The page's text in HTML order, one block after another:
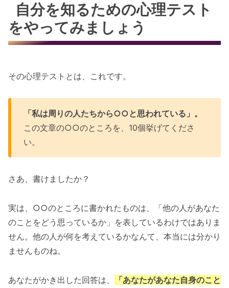
自分を知るための心理テスト
をやってみましょう
その心理テストとは、これです。
「私は周りの人たちから○○と思われている」。
この文章の○○のところを、10個挙げてくださ
い。
さあ、書けましたか？
実は、○○のところに書かれたものは、「他の人があなた
のことをどう思っているか」を表しているわけではありま
せん。他の人が何を考えているかなんて、本当には分かり
ませんものね。
あなたがかき出した回答は、
「あなたがあなた自身のこと